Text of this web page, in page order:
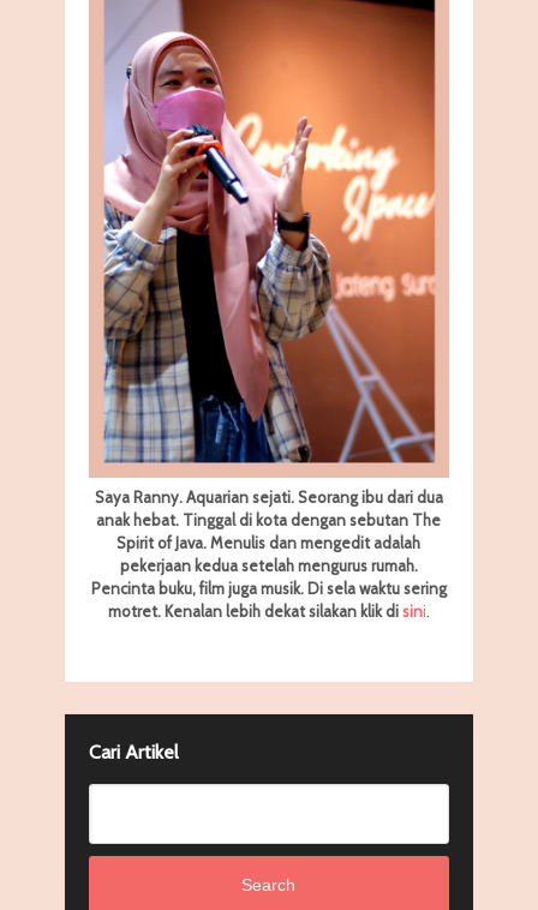
Saya Ranny. Aquarian sejati. Seorang ibu dari dua
anak hebat. Tinggal di kota dengan sebutan The
Spirit of Java. Menulis dan mengedit adalah
pekerjaan kedua setelah mengurus rumah.
Pencinta buku, film juga musik. Di sela waktu sering
motret. Kenalan lebih dekat silakan klik disini
Cari Artikel
Search